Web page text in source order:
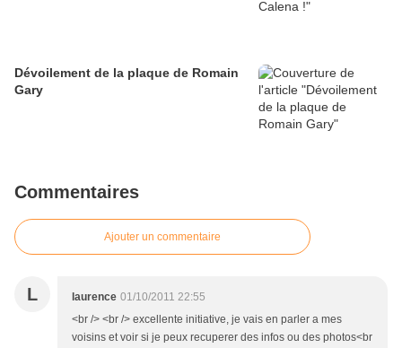
Dévoilement de la plaque de Romain
Gary
Commentaires
Ajouter un commentaire
L laurence 01/10/2011 22:55
<br /> <br /> excellente initiative, je vais en parler a mes
voisins et voir si je peux recuperer des infos ou des photos<br